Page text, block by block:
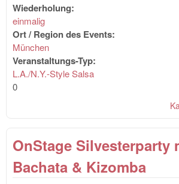
Wiederholung:
einmalig
Ort / Region des Events:
München
Veranstaltungs-Typ:
L.A./N.Y.-Style Salsa
0
OnStage Silvesterparty
Bachata & Kizomba